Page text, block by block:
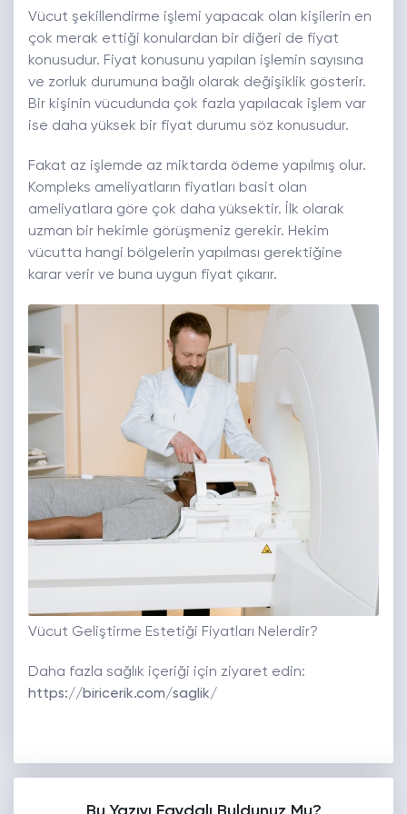
Vücut şekillendirme işlemi yapacak olan kişilerin en
çok merak ettiği konulardan bir diğeri de fiyat
konusudur. Fiyat konusunu yapılan işlemin sayısına
ve zorluk durumuna bağlı olarak değişiklik gösterir.
Bir kişinin vücudunda çok fazla yapılacak işlem var
ise daha yüksek bir fiyat durumu söz konusudur.
Fakat az işlemde az miktarda ödeme yapılmış olur.
Kompleks ameliyatların fiyatları basit olan
ameliyatlara göre çok daha yüksektir. İlk olarak
uzman bir hekimle görüşmeniz gerekir. Hekim
vücutta hangi bölgelerin yapılması gerektiğine
karar verir ve buna uygun fiyat çıkarır.
Vücut Geliştirme Estetiği Fiyatları Nelerdir?
Daha fazla sağlık içeriği için ziyaret edin:
https://biricerik.com/saglik/